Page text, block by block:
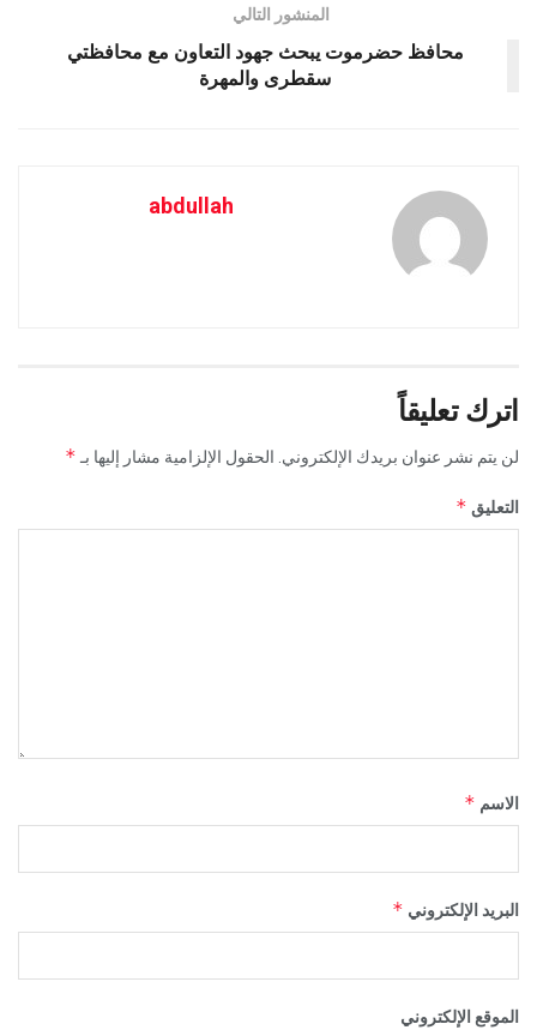
المنشور التالي
محافظ حضرموت يبحث جهود التعاون مع محافظتي
سقطرى والمهرة
abdullah
اترك تعليقاً
لن يتم نشر عنوان بريدك الإلكتروني. الحقول الإلزامية مشار إليها بـ*
التعليق*
الاسم*
البريد الإلكتروني*
الموقع الإلكتروني